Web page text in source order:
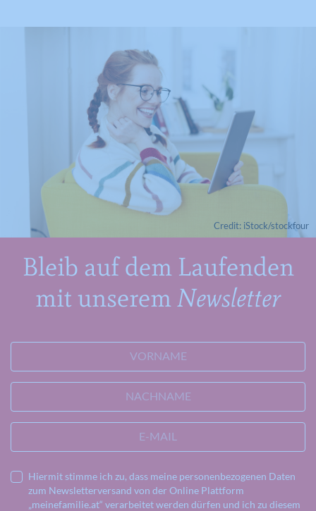
Credit: iStock/stockfour
Bleib auf dem Laufenden
mit unseremNewsletter
VORNAME
NACHNAME
E-MAIL
Hiermit stimme ich zu, dass meine personenbezogenen Daten
zum Newsletterversand von der Online Plattform
„meinefamilie.at“ verarbeitet werden dürfen und ich zu diesem